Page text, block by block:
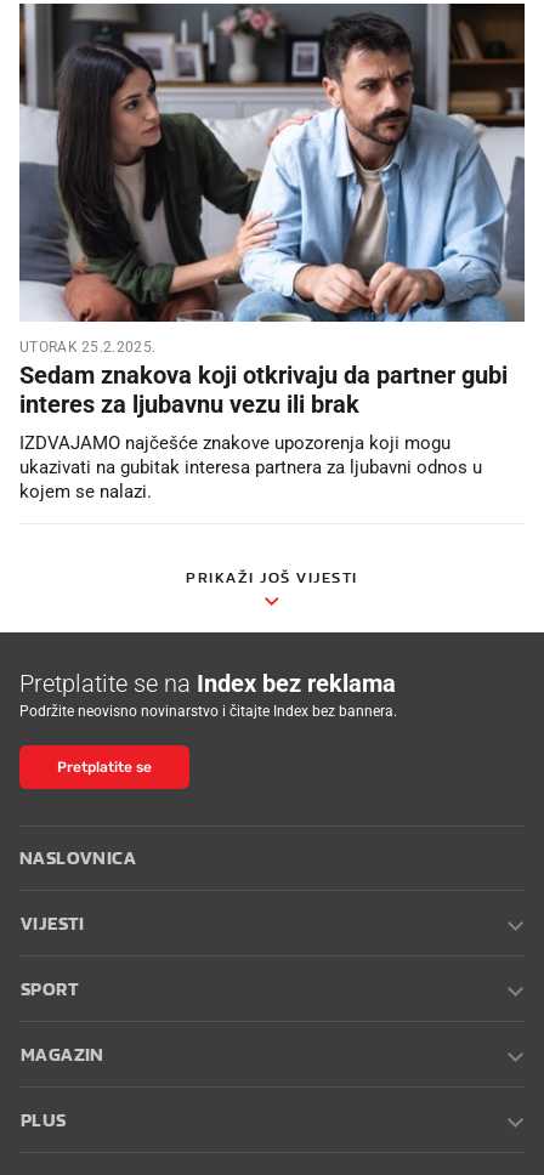
UTORAK 25.2.2025.
Sedam znakova koji otkrivaju da partner gubi
interes za ljubavnu vezu ili brak
IZDVAJAMO najčešće znakove upozorenja koji mogu
ukazivati na gubitak interesa partnera za ljubavni odnos u
kojem se nalazi.
PRIKAŽI JOŠ VIJESTI
Pretplatite se na Index bez reklama
Podržite neovisno novinarstvo i čitajte Index bez bannera.
Pretplatite se
NASLOVNICA
VIJESTI
SPORT
MAGAZIN
PLUS